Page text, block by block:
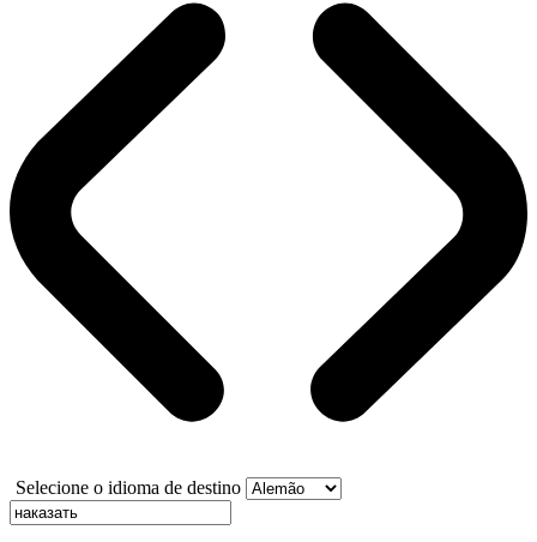
Selecione o idioma de destino